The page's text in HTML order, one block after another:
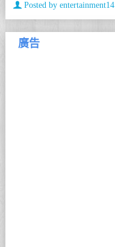
Posted by entertainment14
廣告